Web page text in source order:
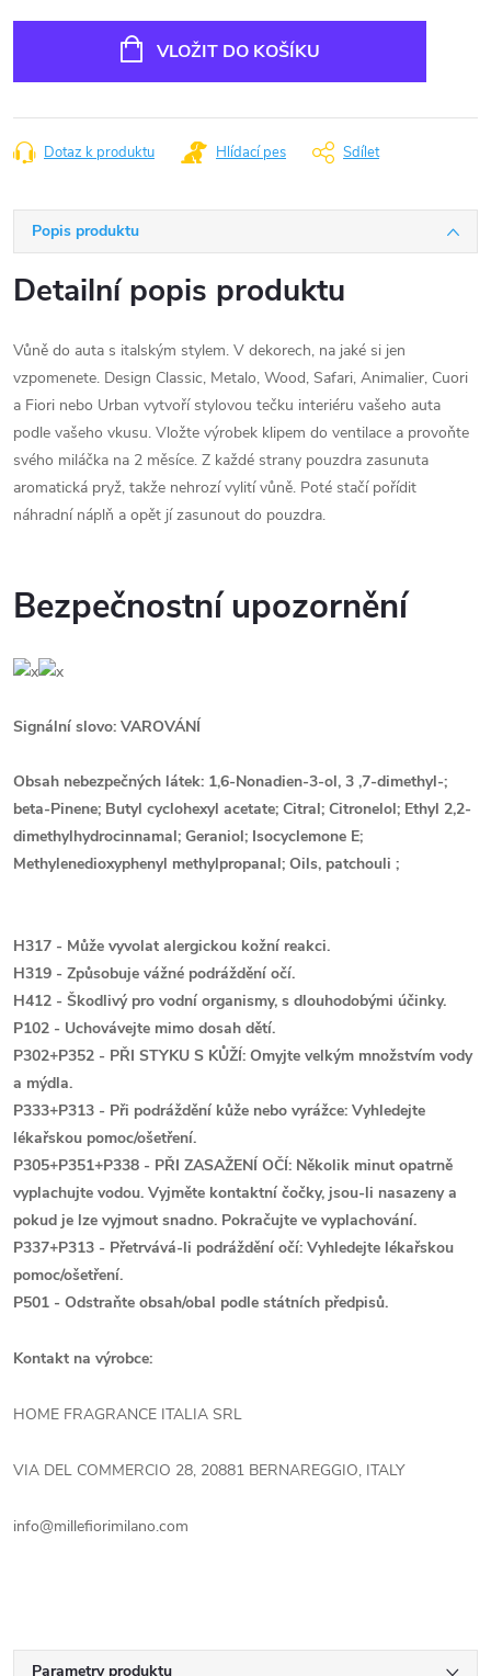
VLOŽIT DO KOŠÍKU
Dotaz k produktu Hlídací pes Sdílet
Popis produktu
Detailní popis produktu
Vůně do auta s italským stylem. V dekorech, na jaké si jen
vzpomenete. Design Classic, Metalo, Wood, Safari, Animalier, Cuori
a Fiori nebo Urban vytvoří stylovou tečku interiéru vašeho auta
podle vašeho vkusu. Vložte výrobek klipem do ventilace a provoňte
svého miláčka na 2 měsíce. Z každé strany pouzdra zasunuta
aromatická pryž, takže nehrozí vylití vůně. Poté stačí pořídit
náhradní náplň a opět jí zasunout do pouzdra.
Bezpečnostní upozornění
Signální slovo: VAROVÁNÍ
Obsah nebezpečných látek: 1,6-Nonadien-3-ol, 3 ,7-dimethyl-;
beta-Pinene; Butyl cyclohexyl acetate; Citral; Citronelol; Ethyl 2,2-
dimethylhydrocinnamal; Geraniol; Isocyclemone E;
Methylenedioxyphenyl methylpropanal; Oils, patchouli ;
H317 - Může vyvolat alergickou kožní reakci.
H319 - Způsobuje vážné podráždění očí.
H412 - Škodlivý pro vodní organismy, s dlouhodobými účinky.
P102 - Uchovávejte mimo dosah dětí.
P302+P352 - PŘI STYKU S KŮŽÍ: Omyjte velkým množstvím vody
a mýdla.
P333+P313 - Při podráždění kůže nebo vyrážce: Vyhledejte
lékařskou pomoc/ošetření.
P305+P351+P338 - PŘI ZASAŽENÍ OČÍ: Několik minut opatrně
vyplachujte vodou. Vyjměte kontaktní čočky, jsou-li nasazeny a
pokud je lze vyjmout snadno. Pokračujte ve vyplachování.
P337+P313 - Přetrvává-li podráždění očí: Vyhledejte lékařskou
pomoc/ošetření.
P501 - Odstraňte obsah/obal podle státních předpisů.
Kontakt na výrobce:
HOME FRAGRANCE ITALIA SRL
VIA DEL COMMERCIO 28, 20881 BERNAREGGIO, ITALY
info@millefiorimilano.com
Parametry produktu